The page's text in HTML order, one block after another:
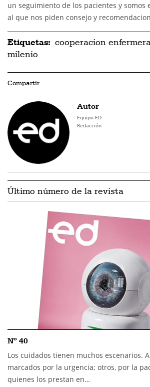
un seguimiento de los pacientes y somos
al que nos piden consejo y
Etiquetas: cooperacion
milenio
Compartir
Autor
Equipo ED
Redacción
Último número de la revista
Nº 40
Los cuidados tienen muchos escenarios.
marcados por la urgencia; otros, por la
quienes los prestan en…